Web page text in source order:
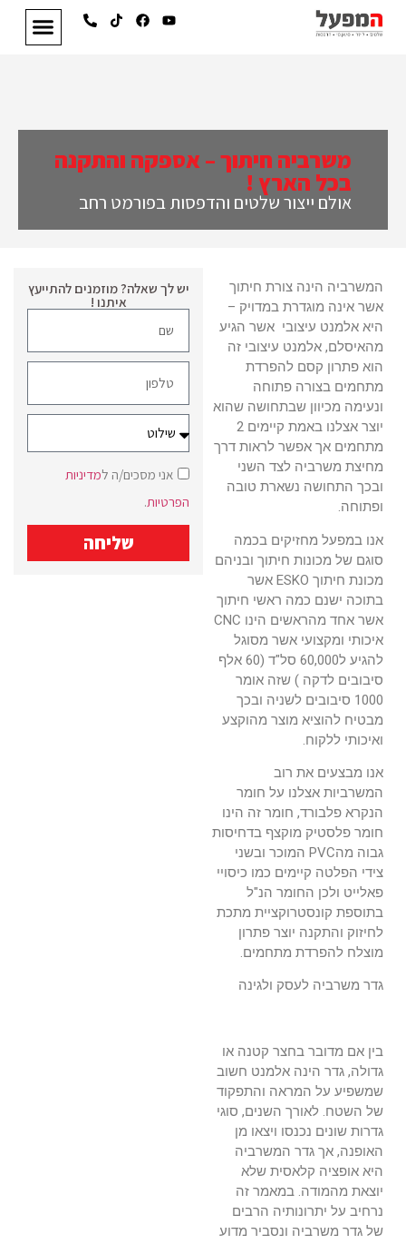
משרביה חיתוך – אספקה והתקנה
בכל הארץ !
אולם ייצור שלטים והדפסות בפורמט רחב
המשרביה הינה צורת חיתוך
אשר אינה מוגדרת במדויק –
היא אלמנט עיצובי אשר הגיע
מהאיסלם, אלמנט עיצובי זה
הוא פתרון קסם להפרדת
מתחמים בצורה פתוחה
ונעימה מכיוון שבתחושה שהוא
יוצר אצלנו באמת קיימים 2
מתחמים אך אפשר לראות דרך
מחיצת משרביה לצד השני
ובכך התחושה נשארת טובה
ופתוחה.
אנו במפעל מחזיקים בכמה
סוגם של מכונות חיתוך ובניהם
מכונת חיתוך ESKO אשר
בתוכה ישנם כמה ראשי חיתוך
אשר אחד מהראשים הינו CNC
איכותי ומקצועי אשר מסוגל
להגיע ל60,000 סל"ד (60 אלף
סיבובים לדקה ) שזה אומר
1000 סיבובים לשניה ובכך
מבטיח להוציא מוצר מהוקצע
ואיכותי ללקוח.
אנו מבצעים את רוב
המשרביות אצלנו על חומר
הנקרא פלבורד, חומר זה הינו
חומר פלסטיק מוקצף בדחיסות
גבוה מהPVC המוכר ובשני
צידי הפלטה קיימים כמו כיסויי
פאלייט ולכן החומר הנ"ל
בתוספת קונסטרוקציית מתכת
לחיזוק והתקנה יוצר פתרון
מוצלח להפרדת מתחמים.
גדר משרביה לעסק ולגינה
בין אם מדובר בחצר קטנה או
גדולה, גדר הינה אלמנט חשוב
שמשפיע על המראה והתפקוד
של השטח. לאורך השנים, סוגי
גדרות שונים נכנסו ויצאו מן
האופנה, אך גדר המשרביה
היא אופציה קלאסית שלא
יוצאת מהמודה. במאמר זה
נרחיב על יתרונותיה הרבים
של גדר משרביה ונסביר מדוע
יש לך שאלה? מוזמנים להתייעץ
איתנו !
אני מסכים/ה למדיניות
הפרטיות.
שליחה